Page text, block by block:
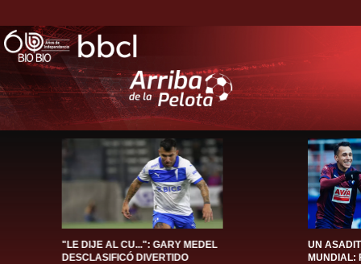
"LE DIJE AL CU...": GARY MEDEL
DESCLASIFICÓ DIVERTIDO
UN
MUNDIAL: